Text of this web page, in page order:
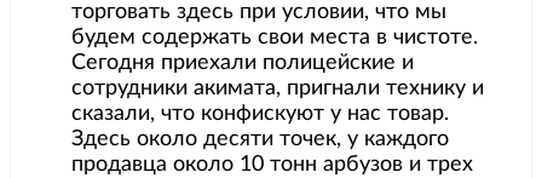
торговать здесь при условии, что мы
будем содержать свои места в чистоте.
Сегодня приехали полицейские и
сотрудники акимата, пригнали технику и
сказали, что конфискуют у нас товар.
Здесь около десяти точек, у каждого
продавца около 10 тонн арбузов и трех